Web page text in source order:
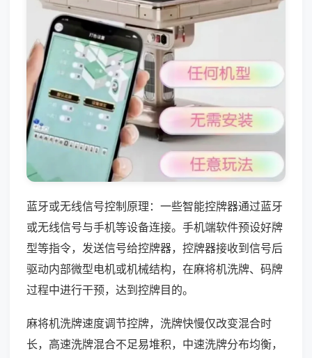
蓝牙或无线信号控制原理：一些智能控牌器通过蓝牙
或无线信号与手机等设备连接。手机端软件预设好牌
型等指令，发送信号给控牌器，控牌器接收到信号后
驱动内部微型电机或机械结构，在麻将机洗牌、码牌
过程中进行干预，达到控牌目的。
麻将机洗牌速度调节控牌，洗牌快慢仅改变混合时
长，高速洗牌混合不足易堆积，中速洗牌分布均衡，